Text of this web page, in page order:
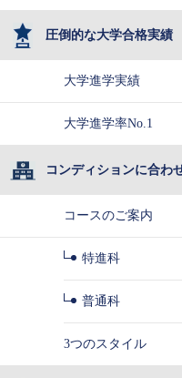
圧倒的な大学合格実績
大学進学実績
大学進学率No.1
コンディションに合わ
コースのご案内
特進科
普通科
3つのスタイル